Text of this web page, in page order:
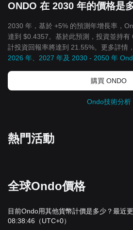
ONDO 在 2030 年的價格是
2030 年，基於 +5% 的預測年增長率，
達到 $0.4357。基於此預測，投資並持
計投資回報率將達到 21.55%。更多詳情
2026 年、2027 年及 2030 - 2050 年
購買 ONDO
Ondo技術分析
熱門活動
全球Ondo價格
目前Ondo用其他貨幣計價是多少？最近
08:38:46 （UTC+0）